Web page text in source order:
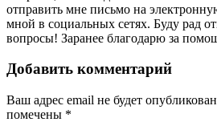
отправить мне письмо на
мной в социальных сетях. Буду рад
вопросы! Заранее благодарю за
Добавить комментарий
Ваш адрес email не будет
помечены *